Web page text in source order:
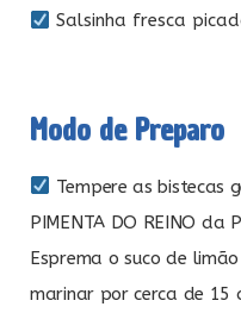
Salsinha fresca
Modo de Preparo
Tempere as bistecas
PIMENTA DO REINO da
Esprema o suco de
marinar por cerca de 15